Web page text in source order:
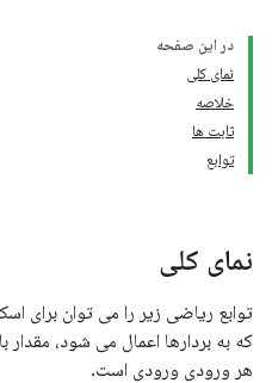
در این صفحه
نمای کلی
خلاصه
ثابت ها
توابع
نمای کلی
توابع ریاضی زیر را می توان برای
که به بردارها اعمال می شود، مقدار
هر ورودی ورودی است.